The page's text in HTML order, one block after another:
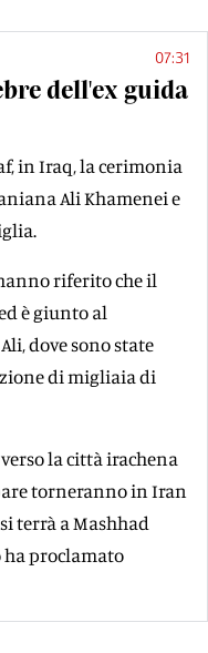
07:31
dell'ex guida
in Iraq, la cerimonia
Ali Khamenei e
riferito che il
è giunto al
dove sono state
di migliaia di
la città irachena
torneranno in Iran
terrà a Mashhad
ha proclamato